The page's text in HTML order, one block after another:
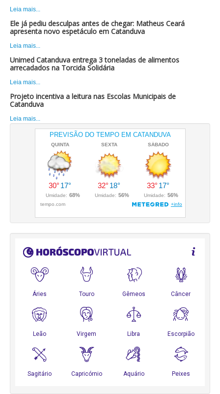
Leia mais...
Ele já pediu desculpas antes de chegar: Matheus Ceará
apresenta novo espetáculo em Catanduva
Leia mais...
Unimed Catanduva entrega 3 toneladas de alimentos
arrecadados na Torcida Solidária
Leia mais...
Projeto incentiva a leitura nas Escolas Municipais de
Catanduva
Leia mais...